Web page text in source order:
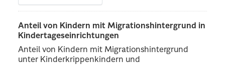
Anteil von Kindern mit Migrationshintergrund in
Kindertageseinrichtungen
Anteil von Kindern mit Migrationshintergrund
unter Kinderkrippenkindern und